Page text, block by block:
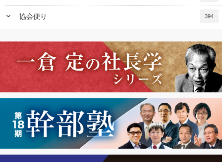
keyboard_arrow_down 協会便り 394